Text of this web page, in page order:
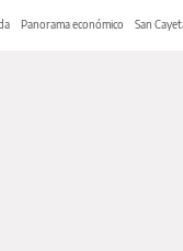
Panorama económico San